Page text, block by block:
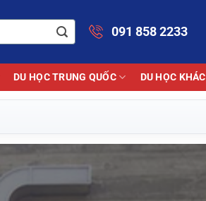
091 858 2233
DU HỌC TRUNG QUỐC DU HỌC KHÁC